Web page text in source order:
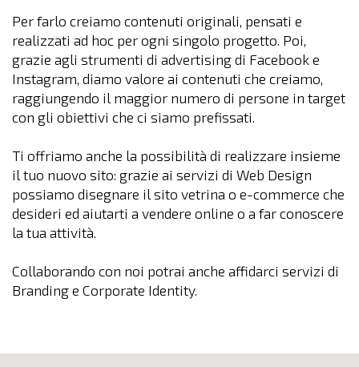
Per farlo creiamo contenuti originali, pensati e
realizzati ad hoc per ogni singolo progetto. Poi,
grazie agli strumenti di advertising di Facebook e
Instagram, diamo valore ai contenuti che creiamo,
raggiungendo il maggior numero di persone in target
con gli obiettivi che ci siamo prefissati.
Ti offriamo anche la possibilità di realizzare insieme
il tuo nuovo sito: grazie ai servizi di Web Design
possiamo disegnare il sito vetrina o e-commerce che
desideri ed aiutarti a vendere online o a far conoscere
la tua attività.
Collaborando con noi potrai anche affidarci servizi di
Branding e Corporate Identity.